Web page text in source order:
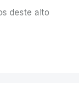
deste alto